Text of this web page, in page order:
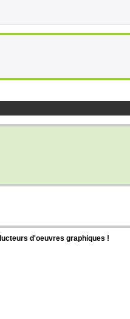
d'oeuvres graphiques !